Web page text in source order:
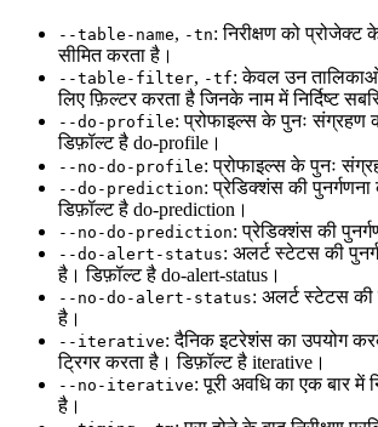
--table-name, -tn: निरीक्षण को
सीमित करता है।
--table-filter, -tf: केवल उन
लिए फ़िल्टर करता है जिनके नाम में निर्दिष्ट
--do-profile: प्रोफाइल्स के पुनः संग्रहण
डिफ़ॉल्ट है do-profile।
--no-do-profile
--do-prediction: प्रेडिक्शंस की पुनर्गणना
डिफ़ॉल्ट है do-prediction।
--no-do-prediction: प्रेडिक्शंस की
--do-alert-status: अलर्ट स्टेटस की
है। डिफ़ॉल्ट है do-alert-status।
--no-do-alert-status: अलर्ट स्टेटस की
है।
--iterative: दैनिक इटरेशंस का उपयोग
ट्रिगर करता है। डिफ़ॉल्ट है iterative।
--no-iterative: पूरी अवधि का एक बार में
है।